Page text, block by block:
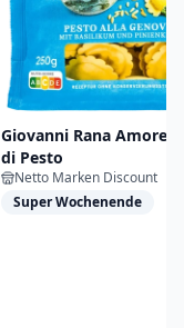
Giovanni Rana Amore
di Pesto
Netto Marken Discount
Super Wochenende